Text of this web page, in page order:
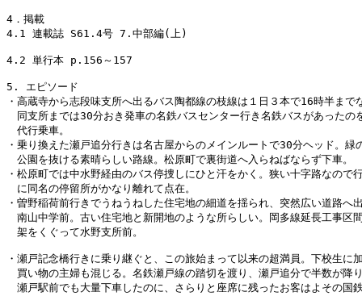
4．掲載
4.1 連載誌 S61.4号 7.中部編(上)
4.2 単行本 p.156～157
5. エピソード
・高蔵寺から志段味支所へ出るバス陶都線の枝線は１日３本で16時半まで
同支所までは30分おき発車の名鉄バスセンター行き名鉄バスがあったの
代行乗車。
・乗り換えた瀬戸追分行きは名古屋からのメインルートで30分ヘッド。緑
公園を抜ける素晴らしい路線。松原町で裏街道へ入らねばならず下車。
・松原町では中水野経由のバス停捜しにひと汗をかく。狭い十字路なので
に同名の停留所がかなり離れて点在。
・曽野稲荷前行きでうねうねした住宅地の細道を揺られ、突然広い道路へ
南山中学前。古い住宅地と新開地のような所らしい。岡多線延長工事区
架をくぐって水野支所前。
・瀬戸記念橋行きに乗り継ぐと、この旅始まって以来の超満員。下校生に
買い物の主婦も混じる。名鉄瀬戸線の踏切を渡り、瀬戸追分で半数が降
瀬戸駅前でも大量下車したのに、さらりと座席に残ったお客はよその国